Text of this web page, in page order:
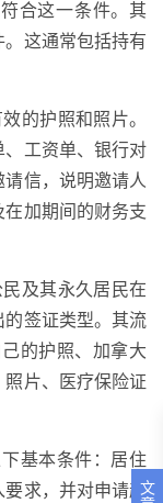
合这一条件。其
这通常包括持有
的护照和照片。
工资单、银行对
信，说明邀请人
加期间的财务支
及其永久居民在
签证类型。其流
的护照、加拿大
片、医疗保险证
基本条件：居住
求，并对申请赴文